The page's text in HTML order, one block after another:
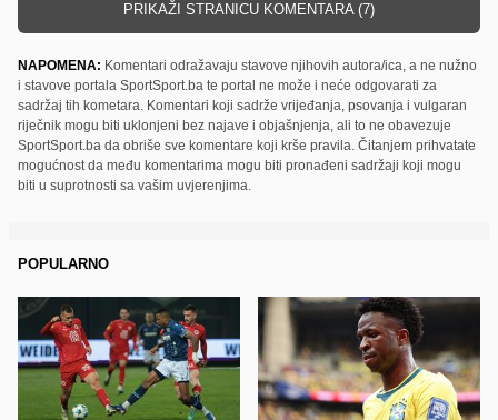
PRIKAŽI STRANICU KOMENTARA (7)
NAPOMENA: Komentari odražavaju stavove njihovih autora/ica, a ne nužno
i stavove portala SportSport.ba te portal ne može i neće odgovarati za
sadržaj tih kometara. Komentari koji sadrže vrijeđanja, psovanja i vulgaran
riječnik mogu biti uklonjeni bez najave i objašnjenja, ali to ne obavezuje
SportSport.ba da obriše sve komentare koji krše pravila. Čitanjem prihvatate
mogućnost da među komentarima mogu biti pronađeni sadržaji koji mogu
biti u suprotnosti sa vašim uvjerenjima.
POPULARNO